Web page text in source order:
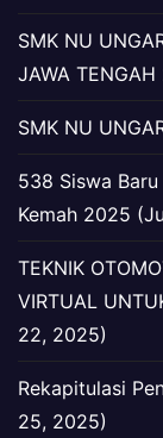
SMK NU
JAWA
SMK NU
538 Siswa
Kemah 2025
TEKNIK
VIRTUAL
22, 2025)
Rekapitulasi
25, 2025)